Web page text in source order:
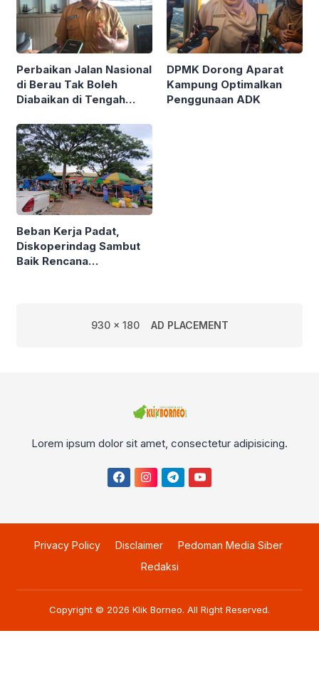
Perbaikan Jalan Nasional
di Berau Tak Boleh
Diabaikan di Tengah
Kalimantan
DPMK Dorong Aparat
Kampung Optimalkan
Penggunaan ADK
Beban Kerja Padat,
Diskoperindag Sambut
Baik Rencana
930 x 180 AD PLACEMENT
Lorem ipsum dolor sit amet, consectetur adipisicing.
Privacy Policy Disclaimer
Pedoman Media Siber
Redaksi
Copyright © 2026 Klik Borneo. All Right Reserved.